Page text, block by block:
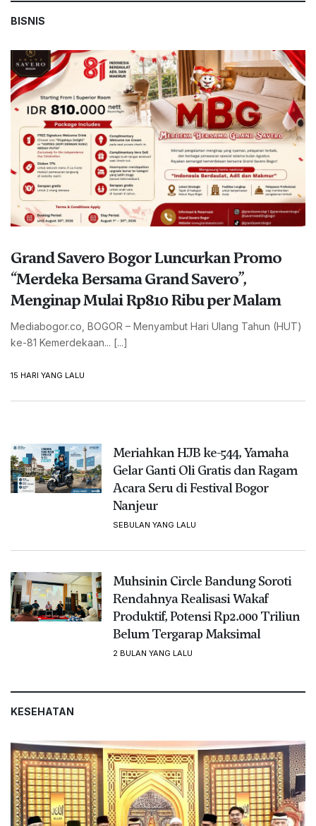
BISNIS
Grand Savero Bogor Luncurkan Promo
“Merdeka Bersama Grand Savero”,
Menginap Mulai Rp810 Ribu per Malam
Mediabogor.co, BOGOR – Menyambut Hari Ulang Tahun (HUT)
ke-81 Kemerdekaan... [...]
15 HARI YANG LALU
Meriahkan HJB ke-544, Yamaha
Gelar Ganti Oli Gratis dan Ragam
Acara Seru di Festival Bogor
Nanjeur
SEBULAN YANG LALU
Muhsinin Circle Bandung Soroti
Rendahnya Realisasi Wakaf
Produktif, Potensi Rp2.000 Triliun
Belum Tergarap Maksimal
2 BULAN YANG LALU
KESEHATAN